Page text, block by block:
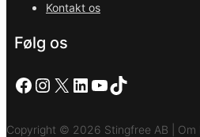
Kontakt os
Følg os
Facebook
Instagram
X LinkedIn
YouTube
TikTok
Copyright © 2026 Stingfree AB | Om